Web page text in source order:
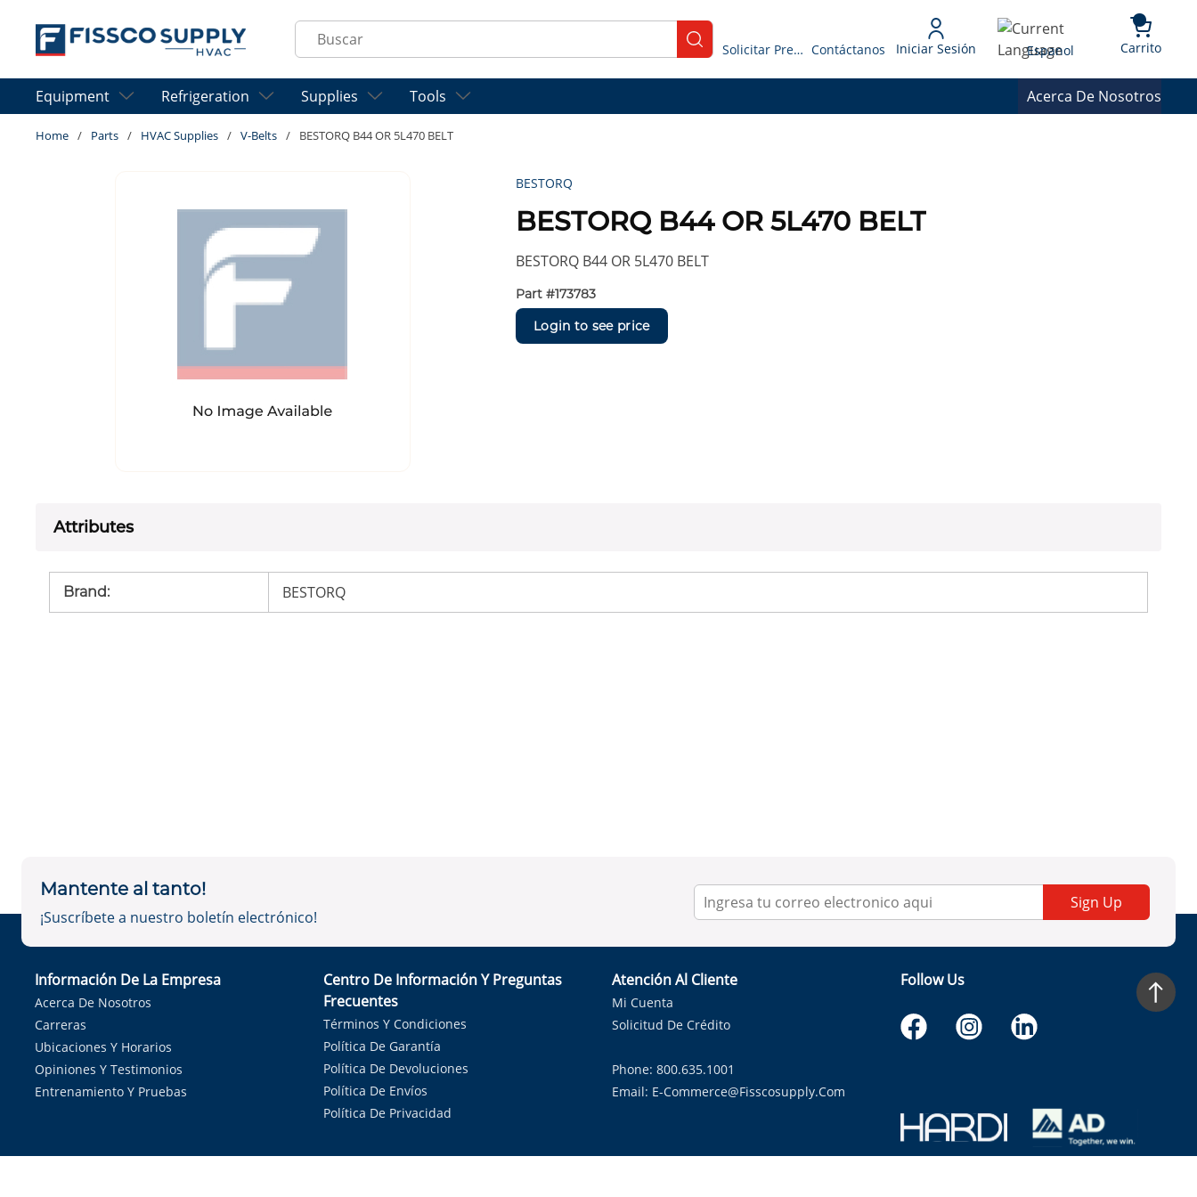
Skip to main content
Site Search
submit search
Solicitar Presupuesto Contáctanos Iniciar Sesión Language
Espanol Carrito{0}
Equipment Refrigeration Supplies Tools Acerca De Nosotros
Home / Parts / HVAC Supplies / V-Belts / BESTORQ B44 OR 5L470 BELT
BESTORQ
BESTORQ B44 OR 5L470 BELT
BESTORQ B44 OR 5L470 BELT
Part #173783
Login to see price
Attributes
Brand: BESTORQ
Mantente al tanto!
¡Suscríbete a nuestro boletín electrónico!
Sign Up
Información De La Empresa
Acerca De Nosotros
Carreras
Ubicaciones Y Horarios
Opiniones Y Testimonios
Entrenamiento Y Pruebas
Centro De Información Y Preguntas
Frecuentes
Términos Y Condiciones
Política De Garantía
Política De Devoluciones
Política De Envíos
Política De Privacidad
Atención Al Cliente
Mi Cuenta
Solicitud De Crédito
Phone: 800.635.1001
Email: E-Commerce@fisscosupply.com
Follow Us